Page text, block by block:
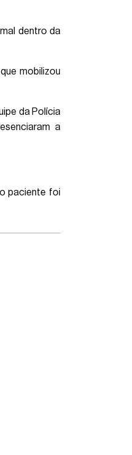
dentro da
mobilizou
da Polícia
a
paciente foi